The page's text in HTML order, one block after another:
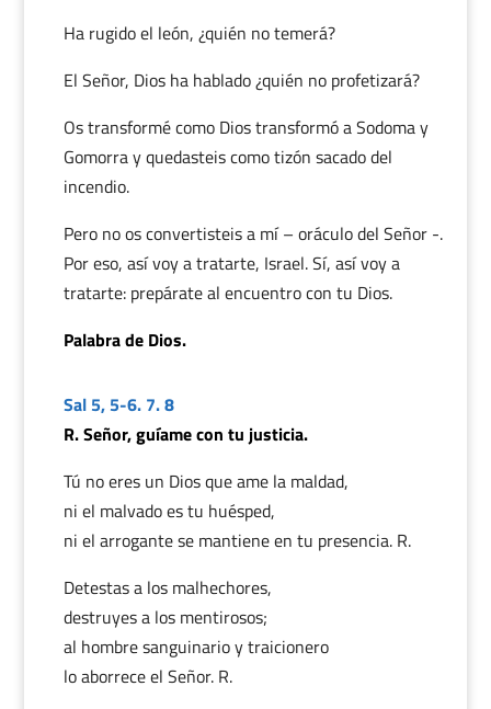
Ha rugido el león, ¿quién no temerá?
El Señor, Dios ha hablado ¿quién no profetizará?
Os transformé como Dios transformó a Sodoma y
Gomorra y quedasteis como tizón sacado del
incendio.
Pero no os convertisteis a mí – oráculo del Señor -.
Por eso, así voy a tratarte, Israel. Sí, así voy a
tratarte: prepárate al encuentro con tu Dios.
Palabra de Dios.
Sal 5, 5-6. 7. 8
R. Señor, guíame con tu justicia.
Tú no eres un Dios que ame la maldad,
ni el malvado es tu huésped,
ni el arrogante se mantiene en tu presencia. R.
Detestas a los malhechores,
destruyes a los mentirosos;
al hombre sanguinario y traicionero
lo aborrece el Señor. R.